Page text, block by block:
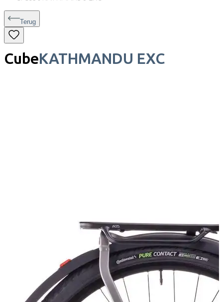
Terug
CubeKATHMANDU EXC